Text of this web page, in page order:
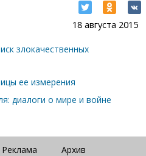
18 августа 2015
злокачественных
ее измерения
диалоги о мире и войне
Реклама Архив